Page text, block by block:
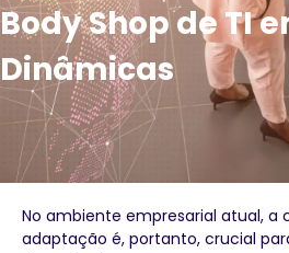
Body Shop de TI
Dinâmicas
No ambiente empresarial atual, a
adaptação é, portanto, crucial